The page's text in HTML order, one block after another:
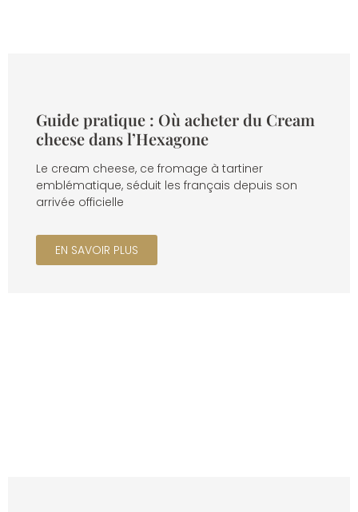
Guide pratique : Où acheter du Cream
cheese dans l’Hexagone
Le cream cheese, ce fromage à tartiner
emblématique, séduit les français depuis son
arrivée officielle
EN SAVOIR PLUS